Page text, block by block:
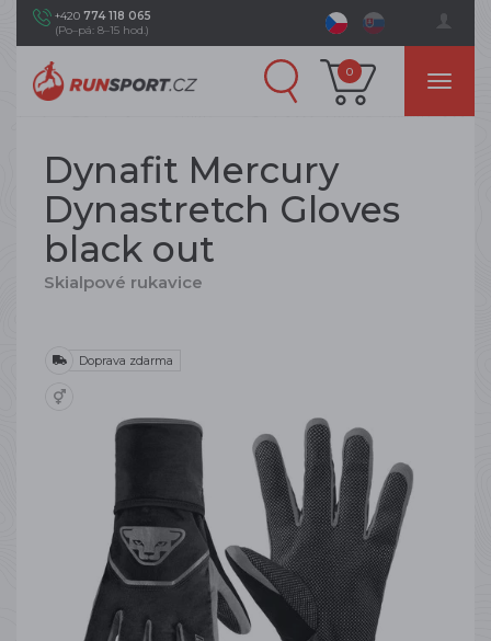
+420 774 118 065
(Po–pá: 8–15 hod.)
0
Dynafit Mercury
Dynastretch Gloves
black out
Skialpové rukavice
Doprava zdarma